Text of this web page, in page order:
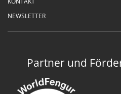
NEWSLETTER
Partner und